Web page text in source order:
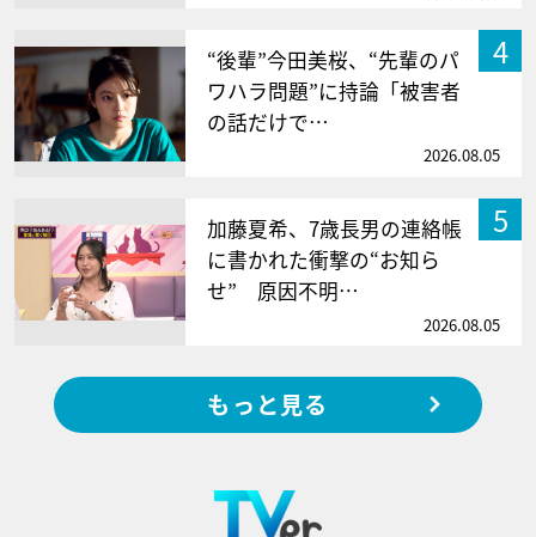
4
“後輩”今田美桜、“先輩のパ
ワハラ問題”に持論「被害者
の話だけで…
2026.08.05
5
加藤夏希、7歳長男の連絡帳
に書かれた衝撃の“お知ら
せ” 原因不明…
2026.08.05
もっと見る